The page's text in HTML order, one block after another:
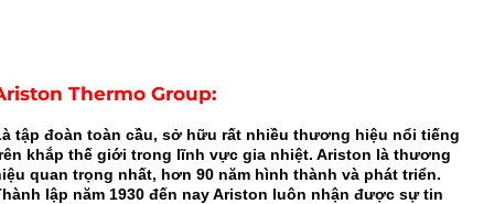
Thermo Group:
tập đoàn toàn cầu, sở hữu rất nhiều thương hiệu nổi tiếng
khắp thế giới trong lĩnh vực gia nhiệt. Ariston là thương
quan trọng nhất, hơn 90 năm hình thành và phát triển.
lập năm 1930 đến nay Ariston luôn nhận được sự tin